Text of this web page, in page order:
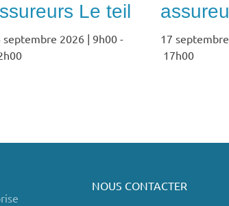
Le teil
septembre 2026 | 9h00 -
17
17h00
NOUS CONTACTER